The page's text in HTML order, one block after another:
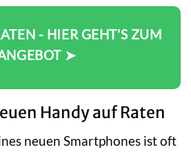
- HIER GEHT’S ZUM
➤
Handy auf Raten
neuen Smartphones ist oft